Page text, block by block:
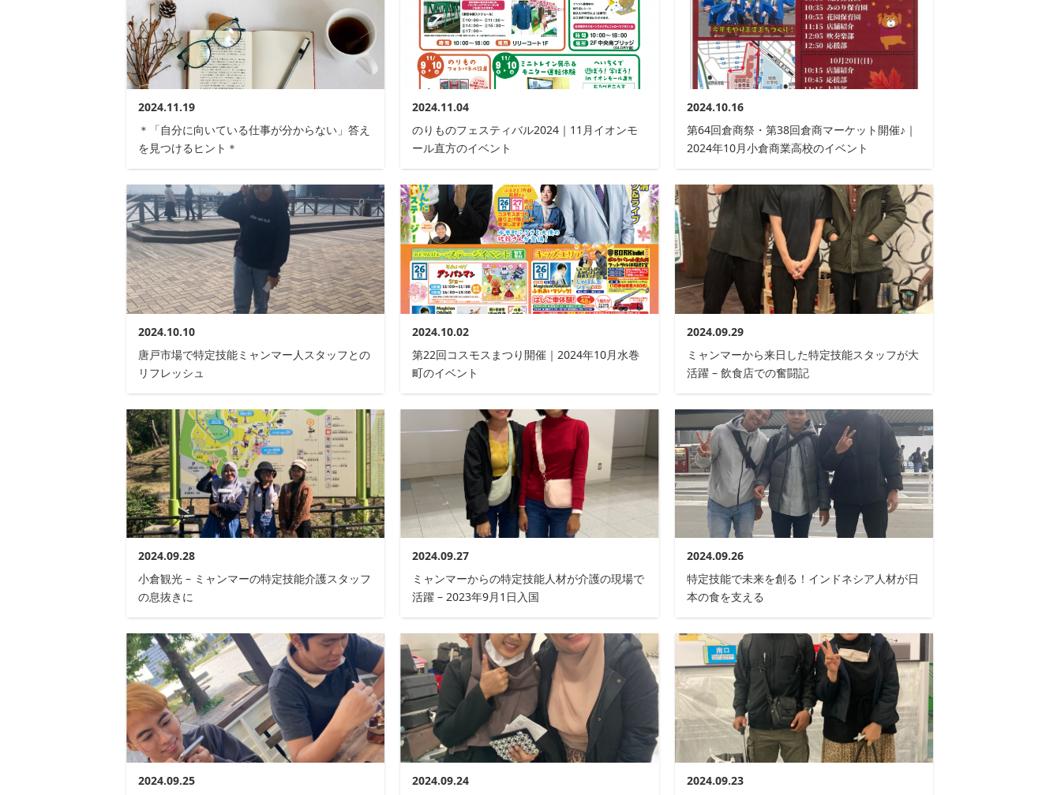
2024.11.19
＊「自分に向いている仕事が分からない」答え
を見つけるヒント＊
2024.11.04
のりものフェスティバル2024｜11月イオンモ
ール直方のイベント
2024.10.16
第64回倉商祭・第38回倉商マーケット開催♪｜
2024年10月小倉商業高校のイベント
2024.10.10
唐戸市場で特定技能ミャンマー人スタッフとの
リフレッシュ
2024.10.02
第22回コスモスまつり開催｜2024年10月水巻
町のイベント
2024.09.29
ミャンマーから来日した特定技能スタッフが大
活躍 – 飲食店での奮闘記
2024.09.28
小倉観光 – ミャンマーの特定技能介護スタッフ
の息抜きに
2024.09.27
ミャンマーからの特定技能人材が介護の現場で
活躍 – 2023年9月1日入国
2024.09.26
特定技能で未来を創る！インドネシア人材が日
本の食を支える
2024.09.25
2024.09.24
2024.09.23